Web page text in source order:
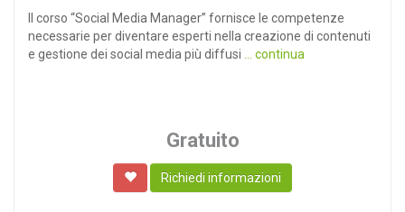
Il corso “Social Media Manager” fornisce le competenze
necessarie per diventare esperti nella creazione di contenuti
e gestione dei social media più diffusi
... continua
Gratuito
Richiedi informazioni